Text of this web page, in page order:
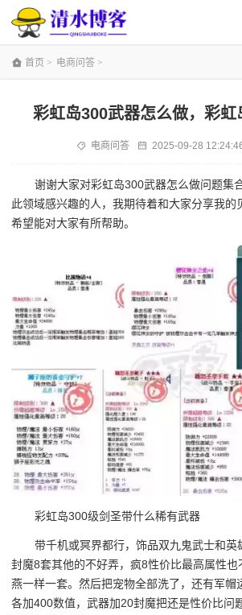
首页 > 电商问答 >
彩虹岛300武器怎么做，彩虹
电商问答 2025-09-28
谢谢大家对彩虹岛300武器怎么做问题集
此领域感兴趣的人，我期待着和大家分享我的
希望能对大家有所帮助。
彩虹岛300级剑圣带什么稀有武器
带千机或冥界都行，饰品双九鬼武士和英
封魔8套其他的不好弄，疯8性价比最高属性也
燕一样一套。然后把宠物全部洗了，还有军帽
各加400数值，武器加20封魔把还是性价比问